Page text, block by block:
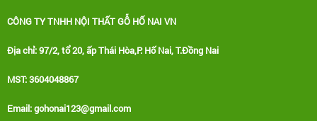
CÔNG TY TNHH NỘI THẤT GỖ HỐ NAI VN
Địa chỉ: 97/2, tổ 20, ấp Thái Hòa,P. Hố Nai, T.Đồng Nai
MST: 3604048867
Email: gohonai123@gmail.com